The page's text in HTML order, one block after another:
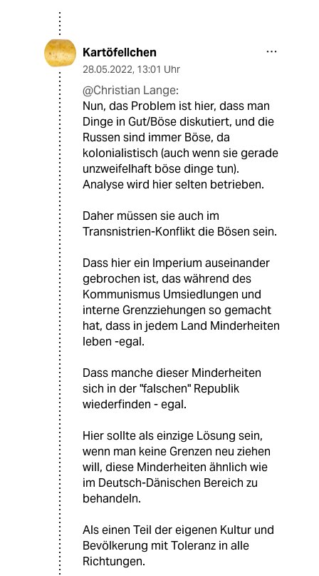
Kartöfellchen
28.05.2022, 13:01 Uhr
@Christian Lange:
Nun, das Problem ist hier, dass man
Dinge in Gut/Böse diskutiert, und die
Russen sind immer Böse, da
kolonialistisch (auch wenn sie gerade
unzweifelhaft böse dinge tun).
Analyse wird hier selten betrieben.
Daher müssen sie auch im
Transnistrien-Konflikt die Bösen sein.
Dass hier ein Imperium auseinander
gebrochen ist, das während des
Kommunismus Umsiedlungen und
interne Grenzziehungen so gemacht
hat, dass in jedem Land Minderheiten
leben -egal.
Dass manche dieser Minderheiten
sich in der "falschen" Republik
wiederfinden - egal.
Hier sollte als einzige Lösung sein,
wenn man keine Grenzen neu ziehen
will, diese Minderheiten ähnlich wie
im Deutsch-Dänischen Bereich zu
behandeln.
Als einen Teil der eigenen Kultur und
Bevölkerung mit Toleranz in alle
Richtungen.